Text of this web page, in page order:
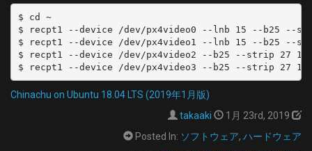
$ cd ~
$ recpt1 --device /dev/px4video0 --lnb 15 --b25 --
$ recpt1 --device /dev/px4video1 --lnb 15 --b25 --
$ recpt1 --device /dev/px4video2 --b25 --strip 27 10
Chinachu on Ubuntu 18.04 LTS (2019年1月版)
takaaki
1月 23rd, 2019
Posted In: ソフトウェア, ハードウェア